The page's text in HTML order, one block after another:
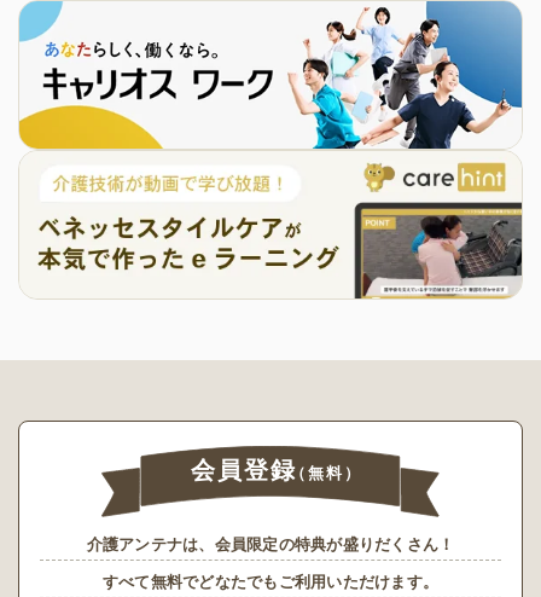
会員登録（無料）
介護アンテナは、会員限定の特典が盛りだくさん！
すべて無料でどなたでもご利用いただけます。